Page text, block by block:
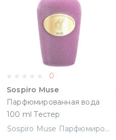
0
Sospiro Muse
Парфюмированная вода
100 ml Тестер
(8033488157678)
Sospiro Muse Парфюмированная вода 100 ml Тестер (8033488157678)